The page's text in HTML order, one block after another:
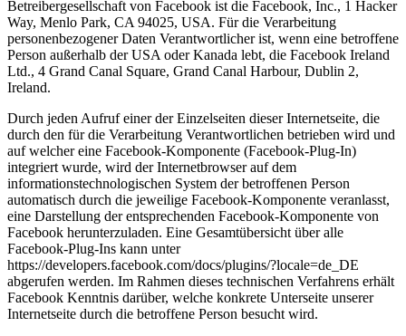
Betreibergesellschaft von Facebook ist die Facebook, Inc., 1 Hacker
Way, Menlo Park, CA 94025, USA. Für die Verarbeitung
personenbezogener Daten Verantwortlicher ist, wenn eine betroffene
Person außerhalb der USA oder Kanada lebt, die Facebook Ireland
Ltd., 4 Grand Canal Square, Grand Canal Harbour, Dublin 2,
Ireland.
Durch jeden Aufruf einer der Einzelseiten dieser Internetseite, die
durch den für die Verarbeitung Verantwortlichen betrieben wird und
auf welcher eine Facebook-Komponente (Facebook-Plug-In)
integriert wurde, wird der Internetbrowser auf dem
informationstechnologischen System der betroffenen Person
automatisch durch die jeweilige Facebook-Komponente veranlasst,
eine Darstellung der entsprechenden Facebook-Komponente von
Facebook herunterzuladen. Eine Gesamtübersicht über alle
Facebook-Plug-Ins kann unter
https://developers.facebook.com/docs/plugins/?locale=de_DE
abgerufen werden. Im Rahmen dieses technischen Verfahrens erhält
Facebook Kenntnis darüber, welche konkrete Unterseite unserer
Internetseite durch die betroffene Person besucht wird.